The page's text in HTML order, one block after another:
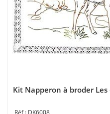
Kit Napperon à broder Les
DK6008